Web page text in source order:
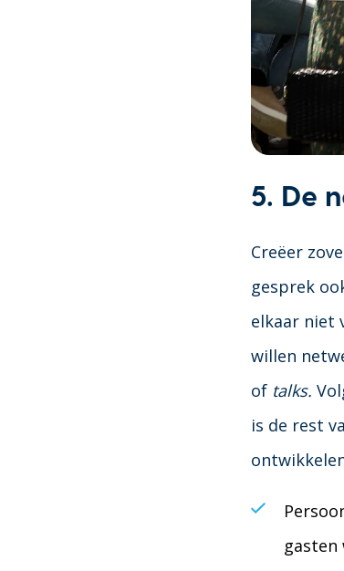
5. De n
Creëer
gesprek
elkaar niet
willen
of talks.
is de rest
gasten